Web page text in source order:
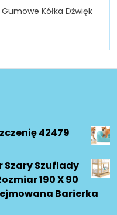
Kółka Dżwięk
42479
Szary Szuflady
190 X 90
Barierka